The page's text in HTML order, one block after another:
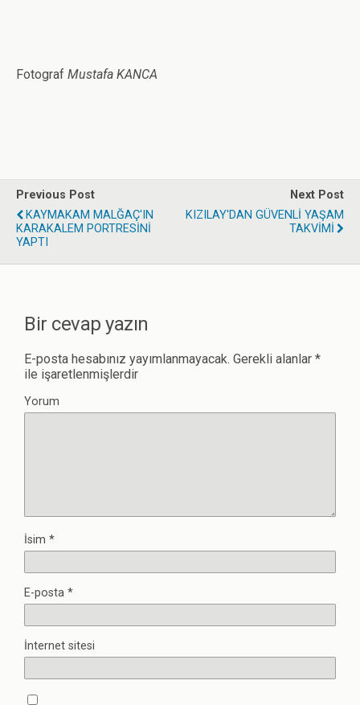
Fotograf Mustafa KANCA
Previous Post
KAYMAKAM MALĞAÇ'IN
KARAKALEM PORTRESİNİ
YAPTI
Next Post
KIZILAY'DAN GÜVENLİ YAŞAM
TAKVİMİ
Bir cevap yazın
E-posta hesabınız yayımlanmayacak. Gerekli alanlar *
ile işaretlenmişlerdir
Yorum
İsim *
E-posta *
İnternet sitesi